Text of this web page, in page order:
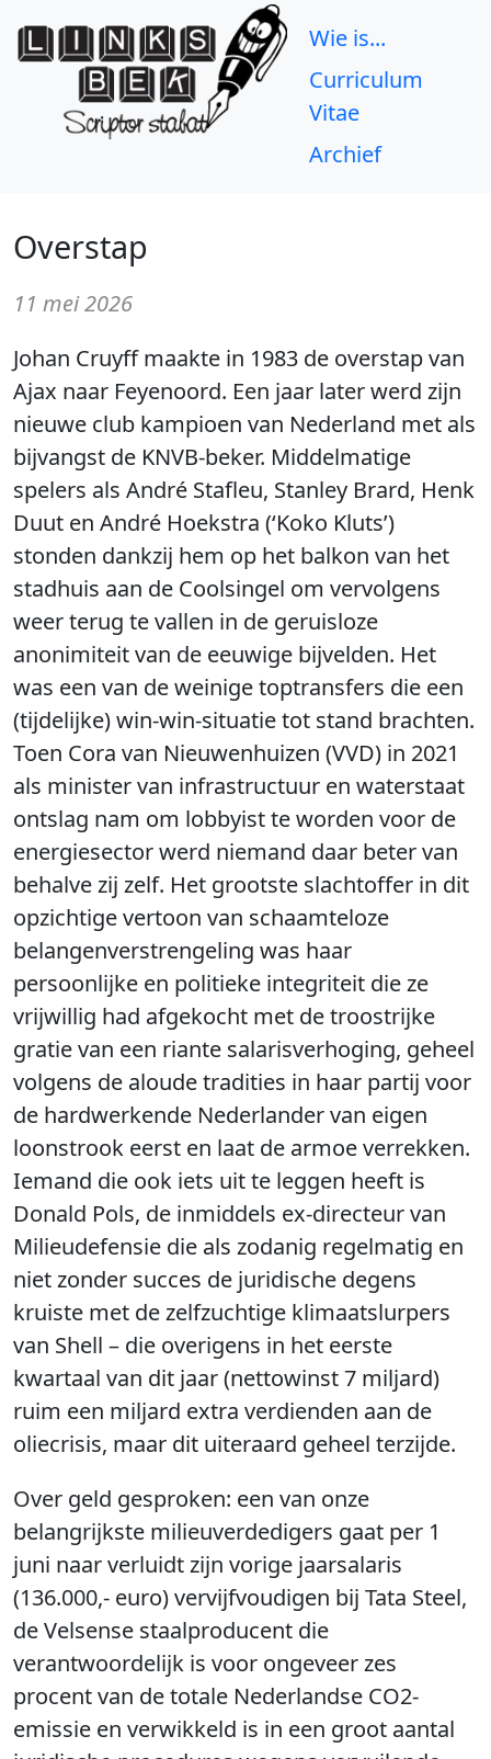
Wie is...
Curriculum
Vitae
Archief
Overstap
11 mei 2026
Johan Cruyff maakte in 1983 de overstap van
Ajax naar Feyenoord. Een jaar later werd zijn
nieuwe club kampioen van Nederland met als
bijvangst de KNVB-beker. Middelmatige
spelers als André Stafleu, Stanley Brard, Henk
Duut en André Hoekstra (‘Koko Kluts’)
stonden dankzij hem op het balkon van het
stadhuis aan de Coolsingel om vervolgens
weer terug te vallen in de geruisloze
anonimiteit van de eeuwige bijvelden. Het
was een van de weinige toptransfers die een
(tijdelijke) win-win-situatie tot stand brachten.
Toen Cora van Nieuwenhuizen (VVD) in 2021
als minister van infrastructuur en waterstaat
ontslag nam om lobbyist te worden voor de
energiesector werd niemand daar beter van
behalve zij zelf. Het grootste slachtoffer in dit
opzichtige vertoon van schaamteloze
belangenverstrengeling was haar
persoonlijke en politieke integriteit die ze
vrijwillig had afgekocht met de troostrijke
gratie van een riante salarisverhoging, geheel
volgens de aloude tradities in haar partij voor
de hardwerkende Nederlander van eigen
loonstrook eerst en laat de armoe verrekken.
Iemand die ook iets uit te leggen heeft is
Donald Pols, de inmiddels ex-directeur van
Milieudefensie die als zodanig regelmatig en
niet zonder succes de juridische degens
kruiste met de zelfzuchtige klimaatslurpers
van Shell – die overigens in het eerste
kwartaal van dit jaar (nettowinst 7 miljard)
ruim een miljard extra verdienden aan de
oliecrisis, maar dit uiteraard geheel terzijde.
Over geld gesproken: een van onze
belangrijkste milieuverdedigers gaat per 1
juni naar verluidt zijn vorige jaarsalaris
(136.000,- euro) vervijfvoudigen bij Tata Steel,
de Velsense staalproducent die
verantwoordelijk is voor ongeveer zes
procent van de totale Nederlandse CO2-
emissie en verwikkeld is in een groot aantal